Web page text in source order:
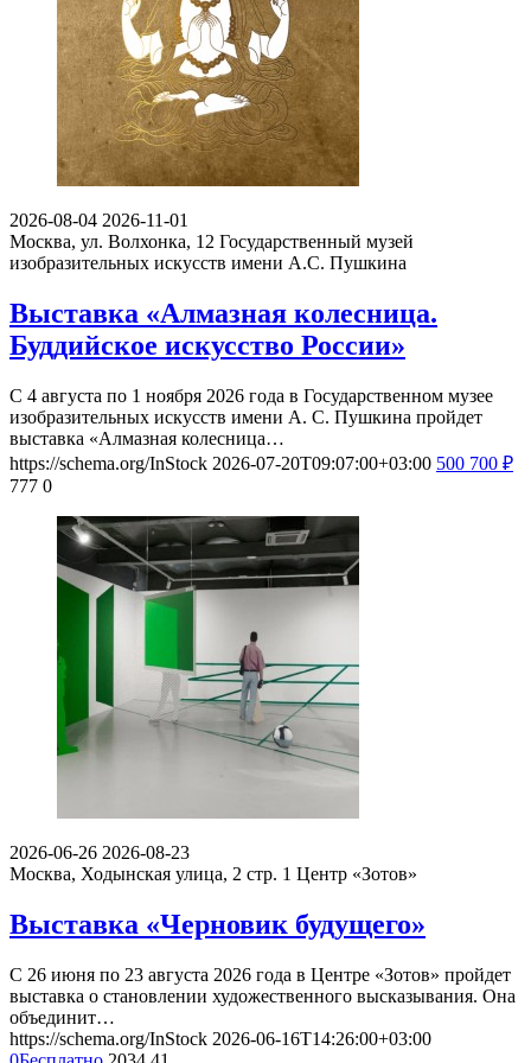
2026-08-04 2026-11-01
Москва, ул. Волхонка, 12 Государственный музей
изобразительных искусств имени А.С. Пушкина
Выставка «Алмазная колесница.
Буддийское искусство России»
С 4 августа по 1 ноября 2026 года в Государственном музее
изобразительных искусств имени А. С. Пушкина пройдет
выставка «Алмазная колесница…
https://schema.org/InStock 2026-07-20T09:07:00+03:00 500 700 ₽
777 0
2026-06-26 2026-08-23
Москва, Ходынская улица, 2 стр. 1 Центр «Зотов»
Выставка «Черновик будущего»
С 26 июня по 23 августа 2026 года в Центре «Зотов» пройдет
выставка о становлении художественного высказывания. Она
объединит…
https://schema.org/InStock 2026-06-16T14:26:00+03:00